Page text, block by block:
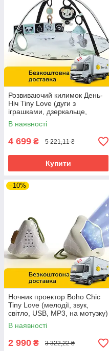
Розвиваючий килимок День-
Ніч Tiny Love (дуги з
іграшками, дзеркальце,
складаний) 1209206830
В наявності
4 699 ₴ 5 221,11 ₴
Купити
–10%
Ночник проектор Boho Chic
Tiny Love (мелодії, звук,
світло, USB, MP3, на мотузку)
1306806830
В наявності
2 990 ₴ 3 322,22 ₴